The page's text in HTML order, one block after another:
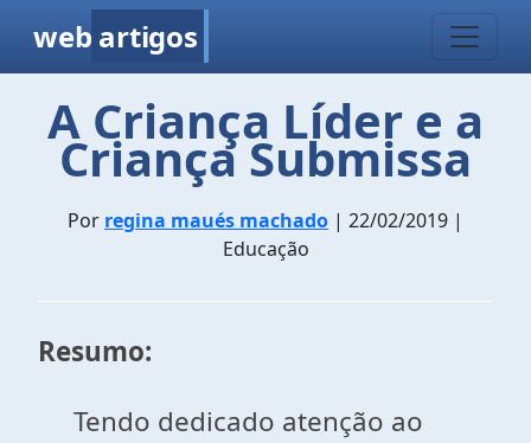
web artigos
A Criança Líder e a
Criança Submissa
Por regina maués machado | 22/02/2019 |
Educação
Resumo:
Tendo dedicado atenção ao